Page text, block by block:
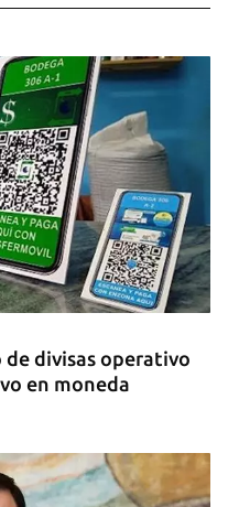
oficiales, Cuba
feminicidios
de divisas operativo
en moneda